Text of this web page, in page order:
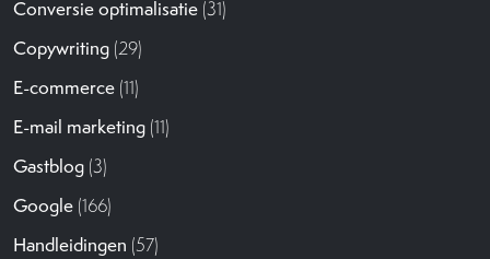
Conversie optimalisatie (31)
Copywriting (29)
E-commerce (11)
E-mail marketing (11)
Gastblog (3)
Google (166)
Handleidingen (57)